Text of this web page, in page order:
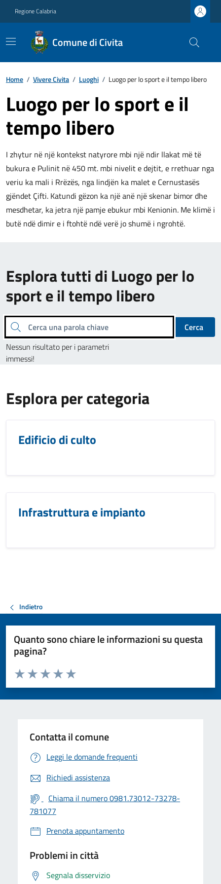
Regione Calabria
Comune di Civita
Home / Vivere Civita / Luoghi / Luogo per lo sport e il tempo libero
Luogo per lo sport e il
tempo libero
I zhytur në një kontekst natyrore mbi një ndir llakat më të
bukura e Pulinit në 450 mt. mbi nivelit e dejtit, e rrethuar nga
veriu ka mali i Rrëzës, nga lindjën ka malet e Cernustasës
gjëndet Çifti. Katundi gëzon ka një anë një skenar bimor dhe
mesdhetar, ka jetra një pamje ebukur mbi Kenionin. Me klimë i
butë ndë dimir e i ftohtë ndë verë jo shumë i ngrohtë.
Esplora tutti di Luogo per lo
sport e il tempo libero
Cerca una parola chiave
Cerca
Nessun risultato per i parametri
immessi!
Esplora per categoria
Edificio di culto
Infrastruttura e impianto
Indietro
Quanto sono chiare le informazioni su questa
pagina?
Valuta da 1 a 5 stelle la pagina
Valuta 5 stelle su 5
Valuta 4 stelle su 5
Valuta 3 stelle su 5
Valuta 2 stelle su 5
Valuta 1 stelle su 5
Contatta il comune
Leggi le domande frequenti
Richiedi assistenza
Chiama il numero 0981.73012-73278-
781077
Prenota appuntamento
Problemi in città
Segnala disservizio